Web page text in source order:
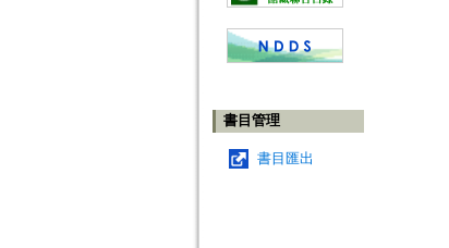
書目管理
書目匯出